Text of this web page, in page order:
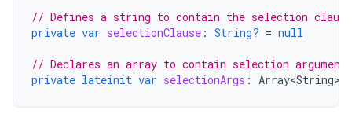
// Defines a string to contain the selection clause
private var selectionClause : String? = null
// Declares an array to contain selection arguments
private lateinit var selectionArgs : Array<String>